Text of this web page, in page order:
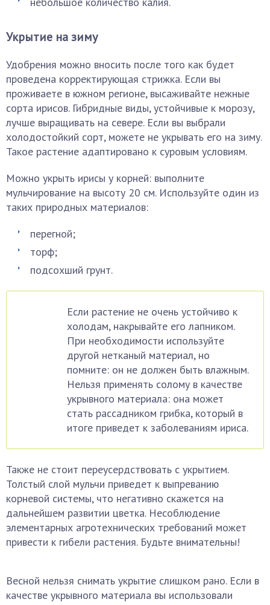
Укрытие на зиму
Удобрения можно вносить после того как будет
проведена корректирующая стрижка. Если вы
проживаете в южном регионе, высаживайте нежные
сорта ирисов. Гибридные виды, устойчивые к морозу,
лучше выращивать на севере. Если вы выбрали
холодостойкий сорт, можете не укрывать его на зиму.
Такое растение адаптировано к суровым условиям.
Можно укрыть ирисы у корней: выполните
мульчирование на высоту 20 см. Используйте один из
таких природных материалов:
перегной;
торф;
подсохший грунт.
Если растение не очень устойчиво к
холодам, накрывайте его лапником.
При необходимости используйте
другой нетканый материал, но
помните: он не должен быть влажным.
Нельзя применять солому в качестве
укрывного материала: она может
стать рассадником грибка, который в
итоге приведет к заболеваниям ириса.
Также не стоит переусердствовать с укрытием.
Толстый слой мульчи приведет к выпреванию
корневой системы, что негативно скажется на
дальнейшем развитии цветка. Несоблюдение
элементарных агротехнических требований может
привести к гибели растения. Будьте внимательны!
Весной нельзя снимать укрытие слишком рано. Если в
качестве укрывного материала вы использовали